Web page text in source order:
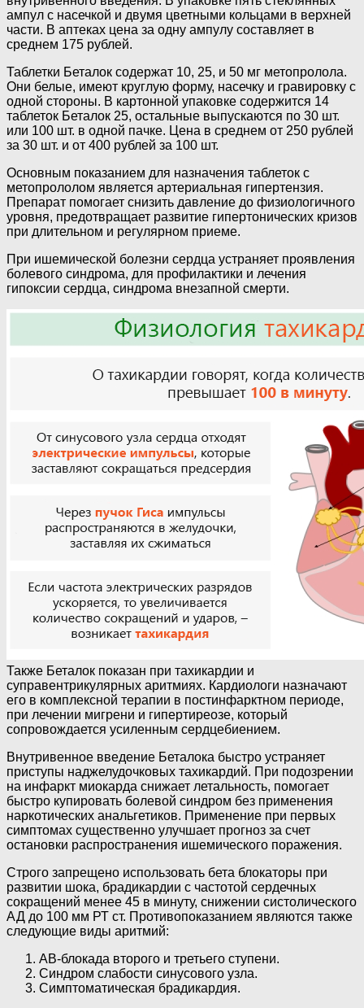
ампул с насечкой и двумя цветными кольцами в верхней
части. В аптеках цена за одну ампулу составляет в
среднем 175 рублей.
Таблетки Беталок содержат 10, 25, и 50 мг метопролола.
Они белые, имеют круглую форму, насечку и гравировку с
одной стороны. В картонной упаковке содержится 14
таблеток Беталок 25, остальные выпускаются по 30 шт.
или 100 шт. в одной пачке. Цена в среднем от 250 рублей
за 30 шт. и от 400 рублей за 100 шт.
Основным показанием для назначения таблеток с
метопрололом является артериальная гипертензия.
Препарат помогает снизить давление до физиологичного
уровня, предотвращает развитие гипертонических кризов
при длительном и регулярном приеме.
При ишемической болезни сердца устраняет проявления
болевого синдрома, для профилактики и лечения
гипоксии сердца, синдрома внезапной смерти.
Также Беталок показан при тахикардии и
суправентрикулярных аритмиях. Кардиологи назначают
его в комплексной терапии в постинфарктном периоде,
при лечении мигрени и гипертиреозе, который
сопровождается усиленным сердцебиением.
Внутривенное введение Беталока быстро устраняет
приступы наджелудочковых тахикардий. При подозрении
на инфаркт миокарда снижает летальность, помогает
быстро купировать болевой синдром без применения
наркотических анальгетиков. Применение при первых
симптомах существенно улучшает прогноз за счет
остановки распространения ишемического поражения.
Строго запрещено использовать бета блокаторы при
развитии шока, брадикардии с частотой сердечных
сокращений менее 45 в минуту, снижении систолического
АД до 100 мм РТ ст. Противопоказанием являются также
следующие виды аритмий:
АВ-блокада второго и третьего ступени.
Синдром слабости синусового узла.
Симптоматическая брадикардия.